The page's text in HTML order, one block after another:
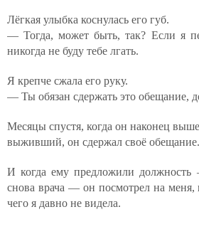
Лёгкая улыбка коснулась его губ.
— Тогда, может быть, так? Если я
никогда не буду тебе лгать.
Я крепче сжала его руку.
— Ты обязан сдержать это обещание,
Месяцы спустя, когда он наконец
выживший, он сдержал своё обещание.
И когда ему предложили
снова врача — он посмотрел на меня,
чего я давно не видела.